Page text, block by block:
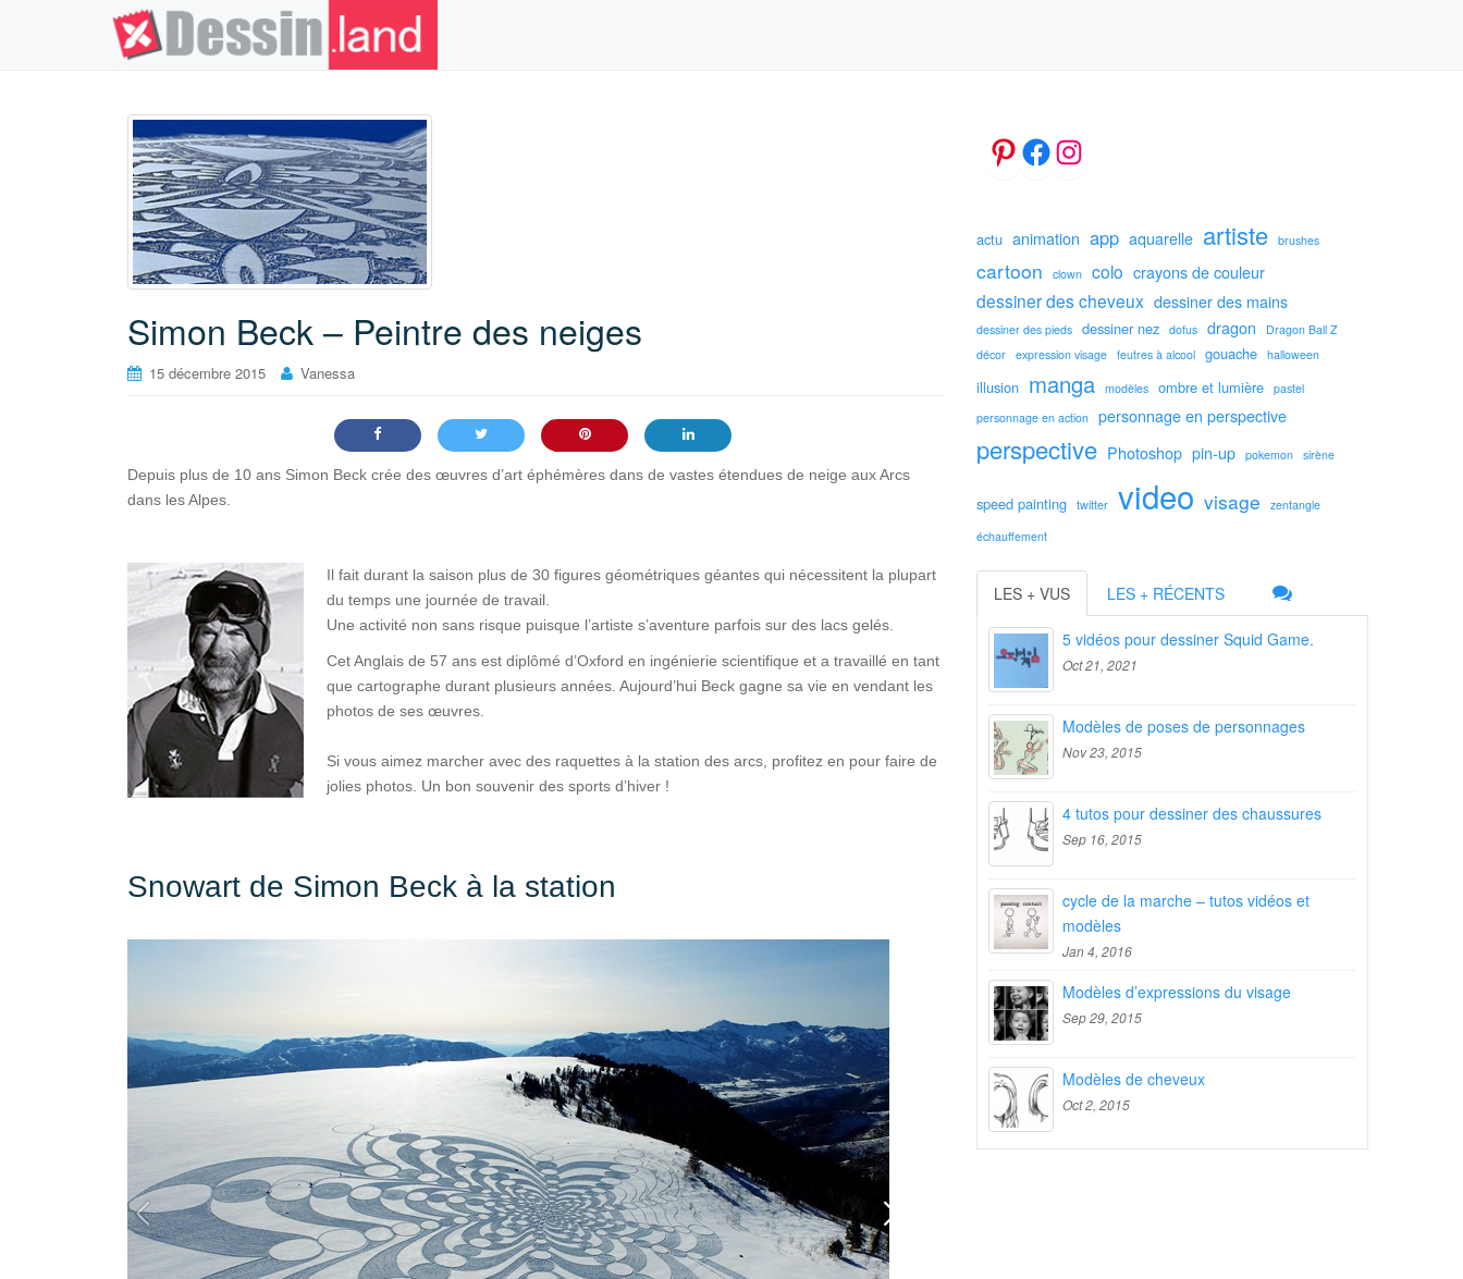
Simon Beck – Peintre des neiges
15 décembre 2015 Vanessa
Depuis plus de 10 ans Simon Beck crée des œuvres d’art éphémères dans de vastes étendues de neige aux Arcs
dans les Alpes.
Il fait durant la saison plus de 30 figures géométriques géantes qui nécessitent la plupart
du temps une journée de travail.
Une activité non sans risque puisque l’artiste s’aventure parfois sur des lacs gelés.
Cet Anglais de 57 ans est diplômé d’Oxford en ingénierie scientifique et a travaillé en tant
que cartographe durant plusieurs années. Aujourd’hui Beck gagne sa vie en vendant les
photos de ses œuvres.
Si vous aimez marcher avec des raquettes à la station des arcs, profitez en pour faire de
jolies photos. Un bon souvenir des sports d’hiver !
Snowart de Simon Beck à la station
actu animation app aquarelle artiste brushes
cartoon clown colo crayons de couleur
dessiner des cheveux dessiner des mains
dessiner des pieds dessiner nez dofus dragon
Dragon Ball Z
décor expression visage feutres à alcool gouache halloween
illusion manga modèles ombre et lumière pastel
personnage en action personnage en perspective
perspective Photoshop pin-up pokemon sirène
speed painting twitter video visage
zentangle
échauffement
LES + VUS LES + RÉCENTS
5 vidéos pour dessiner Squid Game.
Oct 21, 2021
Modèles de poses de personnages
Nov 23, 2015
4 tutos pour dessiner des chaussures
Sep 16, 2015
cycle de la marche – tutos vidéos et
modèles
Jan 4, 2016
Modèles d’expressions du visage
Sep 29, 2015
Modèles de cheveux
Oct 2, 2015